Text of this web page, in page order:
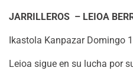
JARRILLEROS – LEIOA
Ikastola Kanpazar Domingo
Leioa sigue en su lucha por